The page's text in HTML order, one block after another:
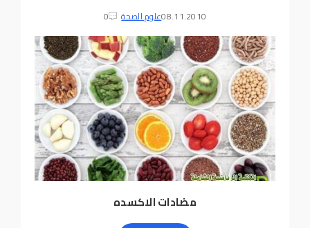
08.11.2010علوم الصحة 0
مضادات الاكسده